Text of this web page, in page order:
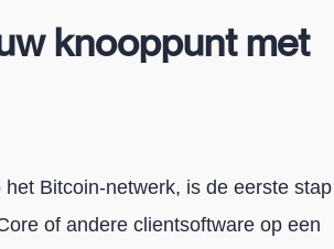
knooppunt met
Bitcoin-netwerk, is de eerste stap
of andere clientsoftware op een